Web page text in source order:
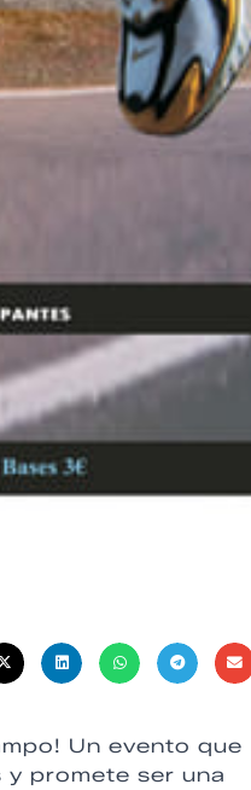
Un evento que
promete ser una